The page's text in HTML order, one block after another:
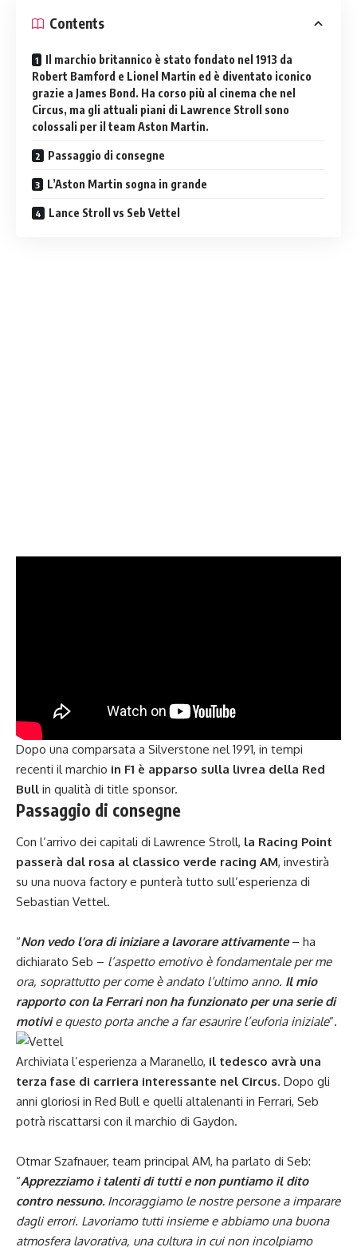
Contents
Il marchio britannico è stato fondato nel 1913 da
Robert Bamford e Lionel Martin ed è diventato iconico
grazie a James Bond. Ha corso più al cinema che nel
Circus, ma gli attuali piani di Lawrence Stroll sono
colossali per il team Aston Martin.
Passaggio di consegne
L’Aston Martin sogna in grande
Lance Stroll vs Seb Vettel
Dopo una comparsata a Silverstone nel 1991, in tempi
recenti il marchio in F1 è apparso sulla livrea della Red
Bull in qualità di title sponsor.
Passaggio di consegne
Con l’arrivo dei capitali di Lawrence Stroll, la Racing Point
passerà dal rosa al classico verde racing AM, investirà
su una nuova factory e punterà tutto sull’esperienza di
Sebastian Vettel.
“Non vedo l’ora di iniziare a lavorare attivamente– ha
dichiarato Seb – l’aspetto emotivo è fondamentale per me
ora, soprattutto per come è andato l’ultimo anno. Il mio
rapporto con la Ferrari non ha funzionato per una serie di
motivie questo porta anche a far esaurire l’euforia iniziale”.
Archiviata l’esperienza a Maranello, il tedesco avrà una
terza fase di carriera interessante nel Circus. Dopo gli
anni gloriosi in Red Bull e quelli altalenanti in Ferrari, Seb
potrà riscattarsi con il marchio di Gaydon.
Otmar Szafnauer, team principal AM, ha parlato di Seb:
“Apprezziamo i talenti di tutti e non puntiamo il dito
contro nessuno. Incoraggiamo le nostre persone a imparare
dagli errori. Lavoriamo tutti insieme e abbiamo una buona
atmosfera lavorativa, una cultura in cui non incolpiamo